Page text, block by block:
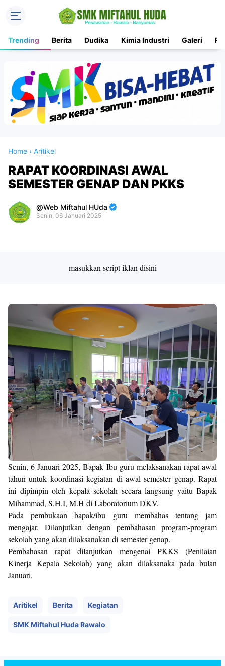
Trending Berita Dudika Kimia Industri Galeri
Home › Aritikel
RAPAT KOORDINASI AWAL
SEMESTER GENAP DAN PKKS
Web Miftahul HUda
Senin, 06 Januari 2025
masukkan script iklan disini
Senin, 6 Januari 2025, Bapak Ibu guru melaksanakan rapat awal
tahun untuk koordinasi kegiatan di awal semester genap. Rapat
ini dipimpin oleh kepala sekolah secara langsung yaitu Bapak
Mihammad, S.H.I, M.H di Laboratorium DKV.
Pada pembukaan bapak/ibu guru membahas tentang jam
mengajar. Dilanjutkan dengan pembahasan program-program
sekolah yang akan dilaksanakan di semester genap.
Pembahasan rapat dilanjutkan mengenai PKKS (Penilaian
Kinerja Kepala Sekolah) yang akan dilaksanaka pada bulan
Januari.
Aritikel Berita Kegiatan
SMK Miftahul Huda Rawalo